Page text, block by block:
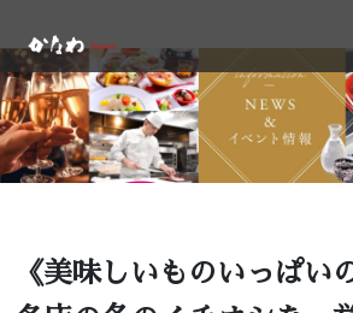
《美味しいものいっぱい